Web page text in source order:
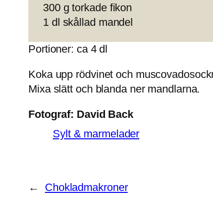
300 g torkade fikon
1 dl skållad mandel
Portioner: ca 4 dl
Koka upp rödvinet och
Mixa slätt och blanda ner mandlarna.
Fotograf: David Back
Sylt & marmelader
← Chokladmakroner